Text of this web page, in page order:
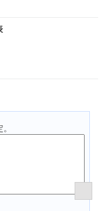
、社會團體和個人的
人民法院對行政案件